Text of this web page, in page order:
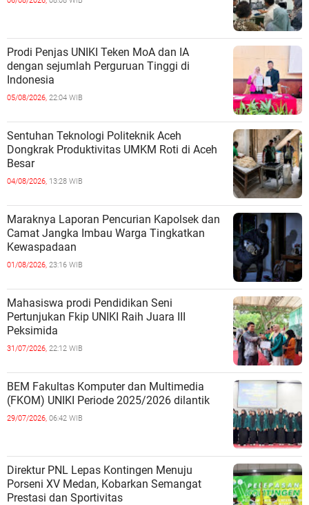
Prodi Penjas UNIKI Teken MoA dan IA
dengan sejumlah Perguruan Tinggi di
Indonesia
05/08/2026, 22:04 WIB
Sentuhan Teknologi Politeknik Aceh
Dongkrak Produktivitas UMKM Roti di Aceh
Besar
04/08/2026, 13:28 WIB
Maraknya Laporan Pencurian Kapolsek dan
Camat Jangka Imbau Warga Tingkatkan
Kewaspadaan
01/08/2026, 23:16 WIB
Mahasiswa prodi Pendidikan Seni
Pertunjukan Fkip UNIKI Raih Juara III
Peksimida
31/07/2026, 22:12 WIB
BEM Fakultas Komputer dan Multimedia
(FKOM) UNIKI Periode 2025/2026 dilantik
29/07/2026, 06:42 WIB
Direktur PNL Lepas Kontingen Menuju
Porseni XV Medan, Kobarkan Semangat
Prestasi dan Sportivitas